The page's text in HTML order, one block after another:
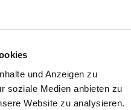
und Anzeigen zu
soziale Medien anbieten zu
Website zu analysieren.
Deinen
vergangenen